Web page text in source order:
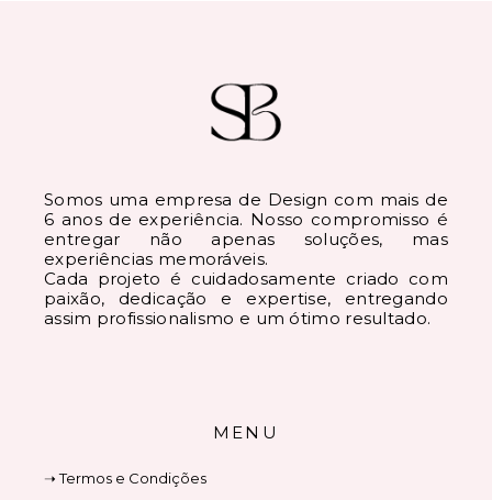
Somos uma empresa de Design com mais de
6 anos de experiência. Nosso compromisso é
entregar não apenas soluções, mas
experiências memoráveis.
Cada projeto é cuidadosamente criado com
paixão, dedicação e expertise, entregando
assim profissionalismo e um ótimo resultado.
MENU
➝ Termos e Condições